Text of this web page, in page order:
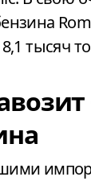
тысяч